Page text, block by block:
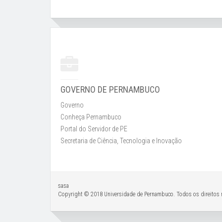
GOVERNO DE PERNAMBUCO
Governo
Conheça Pernambuco
Portal do Servidor de PE
Secretaria de Ciência, Tecnologia e Inovação
sasa
Copyright © 2018 Universidade de Pernambuco. Todos os direitos